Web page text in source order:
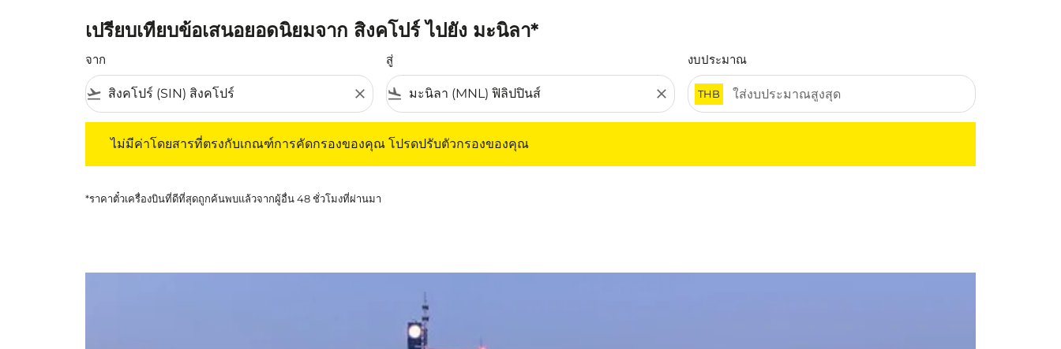
เปรียบเทียบข้อเสนอยอดนิยมจาก สิงคโปร์ ไปยัง มะนิลา*
จาก
flight_takeoff close
สู่
flight_land close
งบประมาณ
THB
ไม่มีค่าโดยสารที่ตรงกับเกณฑ์การคัดกรองของคุณ โปรดปรับตัวกรองของคุณ
*ราคาตั๋วเครื่องบินที่ดีที่สุดถูกค้นพบแล้วจากผู้อื่น 48 ชั่วโมงที่ผ่านมา